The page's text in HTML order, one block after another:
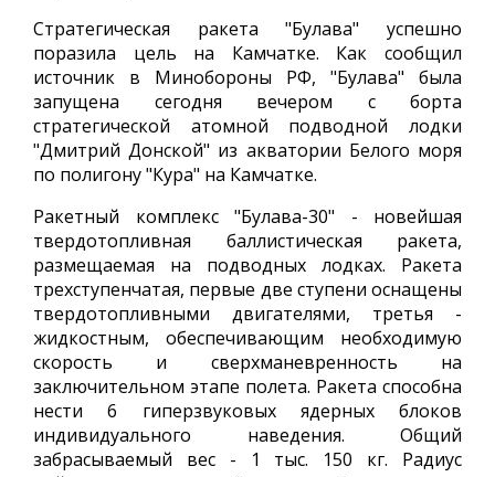
Стратегическая ракета "Булава" успешно
поразила цель на Камчатке. Как сообщил
источник в Минобороны РФ, "Булава" была
запущена сегодня вечером с борта
стратегической атомной подводной лодки
"Дмитрий Донской" из акватории Белого моря
по полигону "Кура" на Камчатке.
Ракетный комплекс "Булава-30" - новейшая
твердотопливная баллистическая ракета,
размещаемая на подводных лодках. Ракета
трехступенчатая, первые две ступени оснащены
твердотопливными двигателями, третья -
жидкостным, обеспечивающим необходимую
скорость и сверхманевренность на
заключительном этапе полета. Ракета способна
нести 6 гиперзвуковых ядерных блоков
индивидуального наведения. Общий
забрасываемый вес - 1 тыс. 150 кг. Радиус